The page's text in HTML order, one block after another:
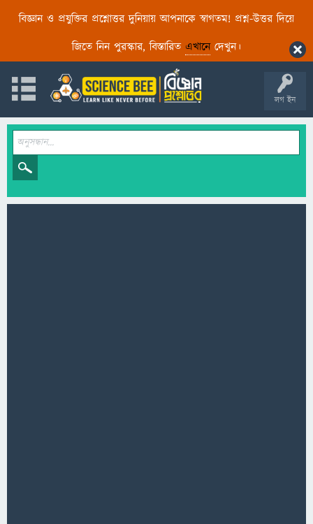
বিজ্ঞান ও প্রযুক্তির প্রশ্নোত্তর দুনিয়ায় আপনাকে স্বাগতম! প্রশ্ন-উত্তর দিয়ে
জিতে নিন পুরস্কার, বিস্তারিত এখানেদেখুন।
লগ ইন